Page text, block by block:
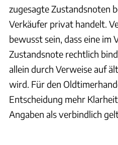
zugesagte Zustandsnoten
Verkäufer privat handelt.
bewusst sein, dass eine im
Zustandsnote rechtlich
allein durch Verweise auf
wird. Für den
Entscheidung mehr
Angaben als verbindlich